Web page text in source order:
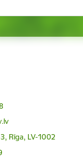
Rīga, LV-1002